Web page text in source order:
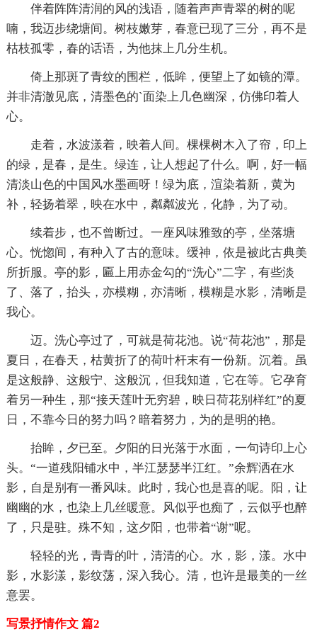
伴着阵阵清润的风的浅语，随着声声青翠的树的呢
喃，我迈步绕塘间。树枝嫩芽，春意已现了三分，再不是
枯枝孤零，春的话语，为他抹上几分生机。
倚上那斑了青纹的围栏，低眸，便望上了如镜的潭。
并非清澈见底，清墨色的`面染上几色幽深，仿佛印着人
心。
走着，水波漾着，映着人间。棵棵树木入了帘，印上
的绿，是春，是生。绿连，让人想起了什么。啊，好一幅
清淡山色的中国风水墨画呀！绿为底，渲染着新，黄为
补，轻扬着翠，映在水中，粼粼波光，化静，为了动。
续着步，也不曾断过。一座风味雅致的亭，坐落塘
心。恍惚间，有种入了古的意味。缓神，依是被此古典美
所折服。亭的影，匾上用赤金勾的“洗心”二字，有些淡
了、落了，抬头，亦模糊，亦清晰，模糊是水影，清晰是
我心。
迈。洗心亭过了，可就是荷花池。说“荷花池”，那是
夏日，在春天，枯黄折了的荷叶杆末有一份新。沉着。虽
是这般静、这般宁、这般沉，但我知道，它在等。它孕育
着另一种生，那“接天莲叶无穷碧，映日荷花别样红”的夏
日，不靠今日的努力吗？暗着努力，为的是明的艳。
抬眸，夕已至。夕阳的日光落于水面，一句诗印上心
头。“一道残阳铺水中，半江瑟瑟半江红。”余辉洒在水
影，自是别有一番风味。此时，我心也是喜的呢。阳，让
幽幽的水，也染上几丝暖意。风似乎也痴了，云似乎也醉
了，只是驻。殊不知，这夕阳，也带着“谢”呢。
轻轻的光，青青的叶，清清的心。水，影，漾。水中
影，水影漾，影纹荡，深入我心。清，也许是最美的一丝
意罢。
写景抒情作文 篇2